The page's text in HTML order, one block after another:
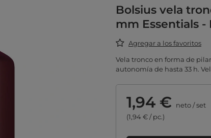
Bolsius vela
mm Essentials -
Agregar a los favoritos
Vela tronco en forma de
autonomía de hasta 33 h.
1,94 € neto/set
(1,94 € / pc.)